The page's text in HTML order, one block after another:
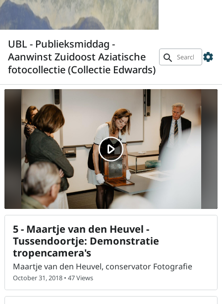
UBL - Publieksmiddag -
Aanwinst Zuidoost Aziatische
fotocollectie (Collectie Edwards)
search settings
5 - Maartje van den Heuvel -
Tussendoortje: Demonstratie
tropencamera's
Maartje van den Heuvel, conservator Fotografie
October 31, 2018 • 47 Views